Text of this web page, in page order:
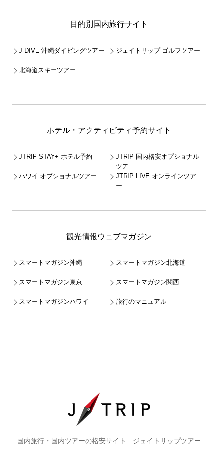
目的別国内旅行サイト
J-DIVE 沖縄ダイビングツアー ジェイトリップ ゴルフツアー
北海道スキーツアー
ホテル・アクティビティ予約サイト
JTRIP STAY+ ホテル予約
JTRIP 国内格安オプショナル
ツアー
ハワイ オプショナルツアー
JTRIP LIVE オンラインツア
ー
観光情報ウェブマガジン
スマートマガジン沖縄 スマートマガジン北海道
スマートマガジン東京 スマートマガジン関西
スマートマガジンハワイ 旅行のマニュアル
国内旅行・国内ツアーの格安サイト ジェイトリップツアー